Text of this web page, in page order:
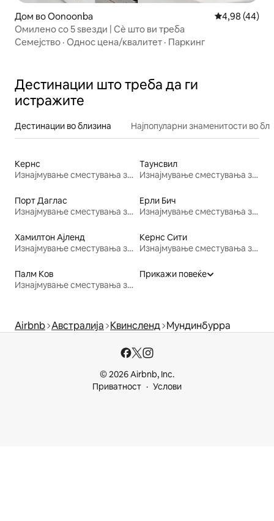
Дом во Oonoonba Просечна
4,98 (44)
Омилено со 5 ѕвезди | Сѐ што ви треба
Семејство · Однос цена/квалитет · Паркинг
Дестинации што треба да ги
истражите
Дестинации во близина Најпопуларни знаменитости во
Кернс
Изнајмување сместувања за одмор
Таунсвил
Изнајмување сместувања за одмор
Порт Даглас
Изнајмување сместувања за одмор
Ерли Бич
Изнајмување сместувања за одмор
Хамилтон Ајленд
Изнајмување сместувања за одмор
Кернс Сити
Изнајмување сместувања за одмор
Палм Ков
Изнајмување сместувања за одмор
Прикажи повеќе
Airbnb Австралија Квинсленд Мундинбурра
© 2026 Airbnb, Inc.
Приватност
Услови